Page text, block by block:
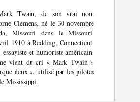
Twain, de son vrai nom
Clemens, né le 30 novembre
Missouri dans le Missouri,
1910 à Redding, Connecticut,
et humoriste américain.
vient du cri « Mark Twain »
deux », utilisé par les pilotes
Mississippi.